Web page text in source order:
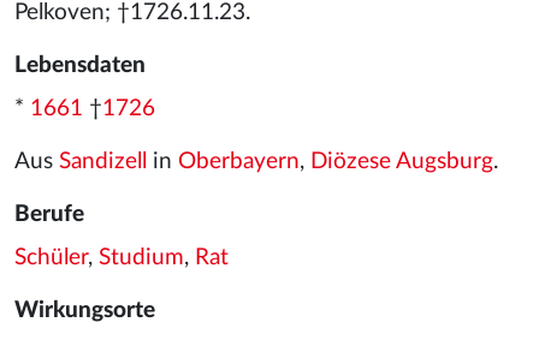
Pelkoven; †1726.11.23.
Lebensdaten
* 1661 †1726
Aus Sandizell in Oberbayern, Diözese Augsburg.
Berufe
Schüler, Studium, Rat
Wirkungsorte